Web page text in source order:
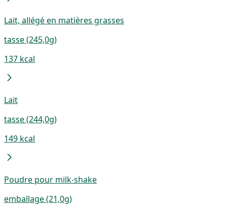
Lait, allégé en matières grasses
tasse (245,0g)
137 kcal
Lait
tasse (244,0g)
149 kcal
Poudre pour milk-shake
emballage (21,0g)